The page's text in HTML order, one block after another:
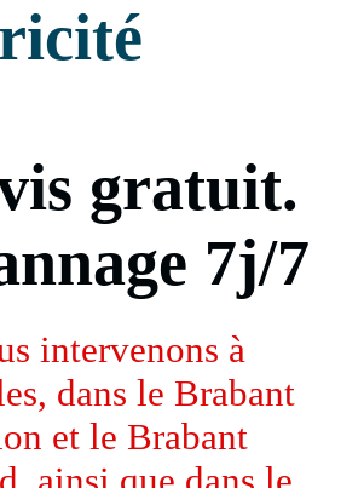
gratuit.
7j/7
intervenons à
dans le Brabant
et le Brabant
de parlophones et vidéophones
construction